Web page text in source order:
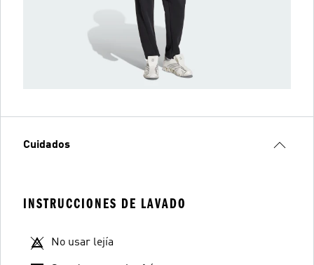
Cuidados
INSTRUCCIONES DE LAVADO
No usar lejía